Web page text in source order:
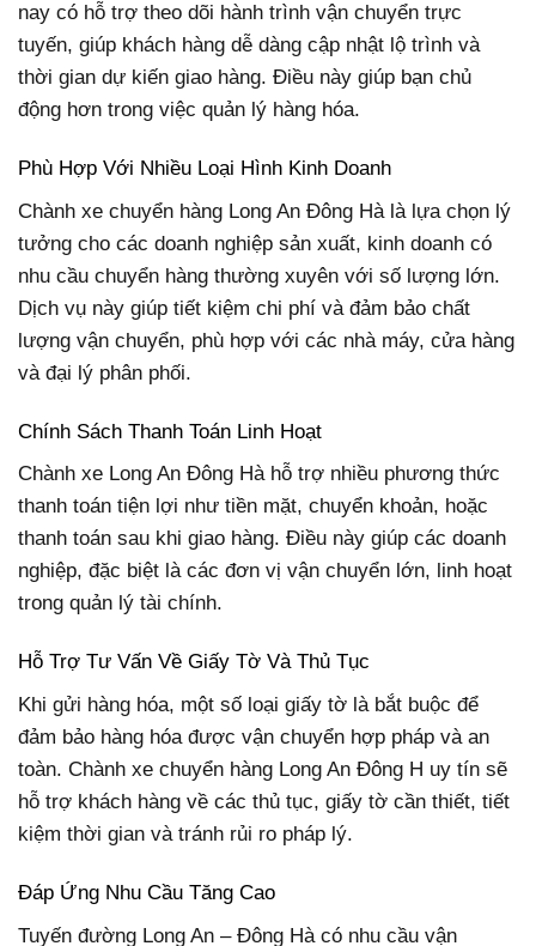
nay có hỗ trợ theo dõi hành trình vận chuyển trực
tuyến, giúp khách hàng dễ dàng cập nhật lộ trình và
thời gian dự kiến giao hàng. Điều này giúp bạn chủ
động hơn trong việc quản lý hàng hóa.
Phù Hợp Với Nhiều Loại Hình Kinh Doanh
Chành xe chuyển hàng Long An Đông Hà là lựa chọn lý
tưởng cho các doanh nghiệp sản xuất, kinh doanh có
nhu cầu chuyển hàng thường xuyên với số lượng lớn.
Dịch vụ này giúp tiết kiệm chi phí và đảm bảo chất
lượng vận chuyển, phù hợp với các nhà máy, cửa hàng
và đại lý phân phối.
Chính Sách Thanh Toán Linh Hoạt
Chành xe Long An Đông Hà hỗ trợ nhiều phương thức
thanh toán tiện lợi như tiền mặt, chuyển khoản, hoặc
thanh toán sau khi giao hàng. Điều này giúp các doanh
nghiệp, đặc biệt là các đơn vị vận chuyển lớn, linh hoạt
trong quản lý tài chính.
Hỗ Trợ Tư Vấn Về Giấy Tờ Và Thủ Tục
Khi gửi hàng hóa, một số loại giấy tờ là bắt buộc để
đảm bảo hàng hóa được vận chuyển hợp pháp và an
toàn. Chành xe chuyển hàng Long An Đông H uy tín sẽ
hỗ trợ khách hàng về các thủ tục, giấy tờ cần thiết, tiết
kiệm thời gian và tránh rủi ro pháp lý.
Đáp Ứng Nhu Cầu Tăng Cao
Tuyến đường Long An – Đông Hà có nhu cầu vận